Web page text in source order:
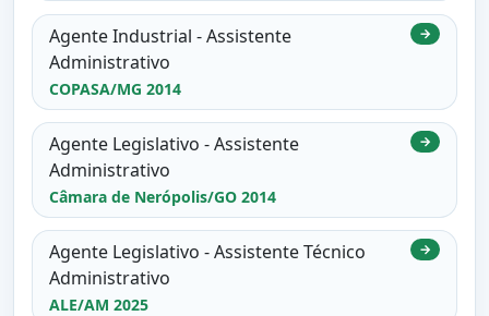
Agente Industrial - Assistente
Administrativo
COPASA/MG 2014
→
Agente Legislativo - Assistente
Administrativo
Câmara de Nerópolis/GO 2014
→
Agente Legislativo - Assistente Técnico
Administrativo
ALE/AM 2025
→